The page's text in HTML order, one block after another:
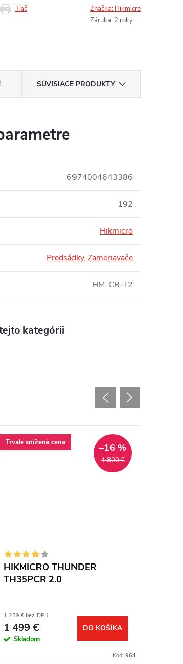
Tlač Značka: Hikmicro
Záruka: 2 roky
SÚVISIACE PRODUKTY
6974004643386
192
Hikmicro
Predsádky, Zameriavače
HM-CB-T2
kategórii
Trvale snížená cena
1 800 €
–16 %
HIKMICRO THUNDER
TH35PCR 2.0
1 239 € bez DPH
1 499 €
Skladom
DO KOŠÍKA
Kód: 964